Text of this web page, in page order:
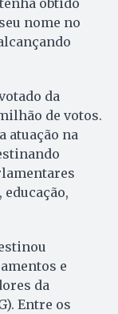
nome no
da
de votos.
atuação na
e
da
Entre os